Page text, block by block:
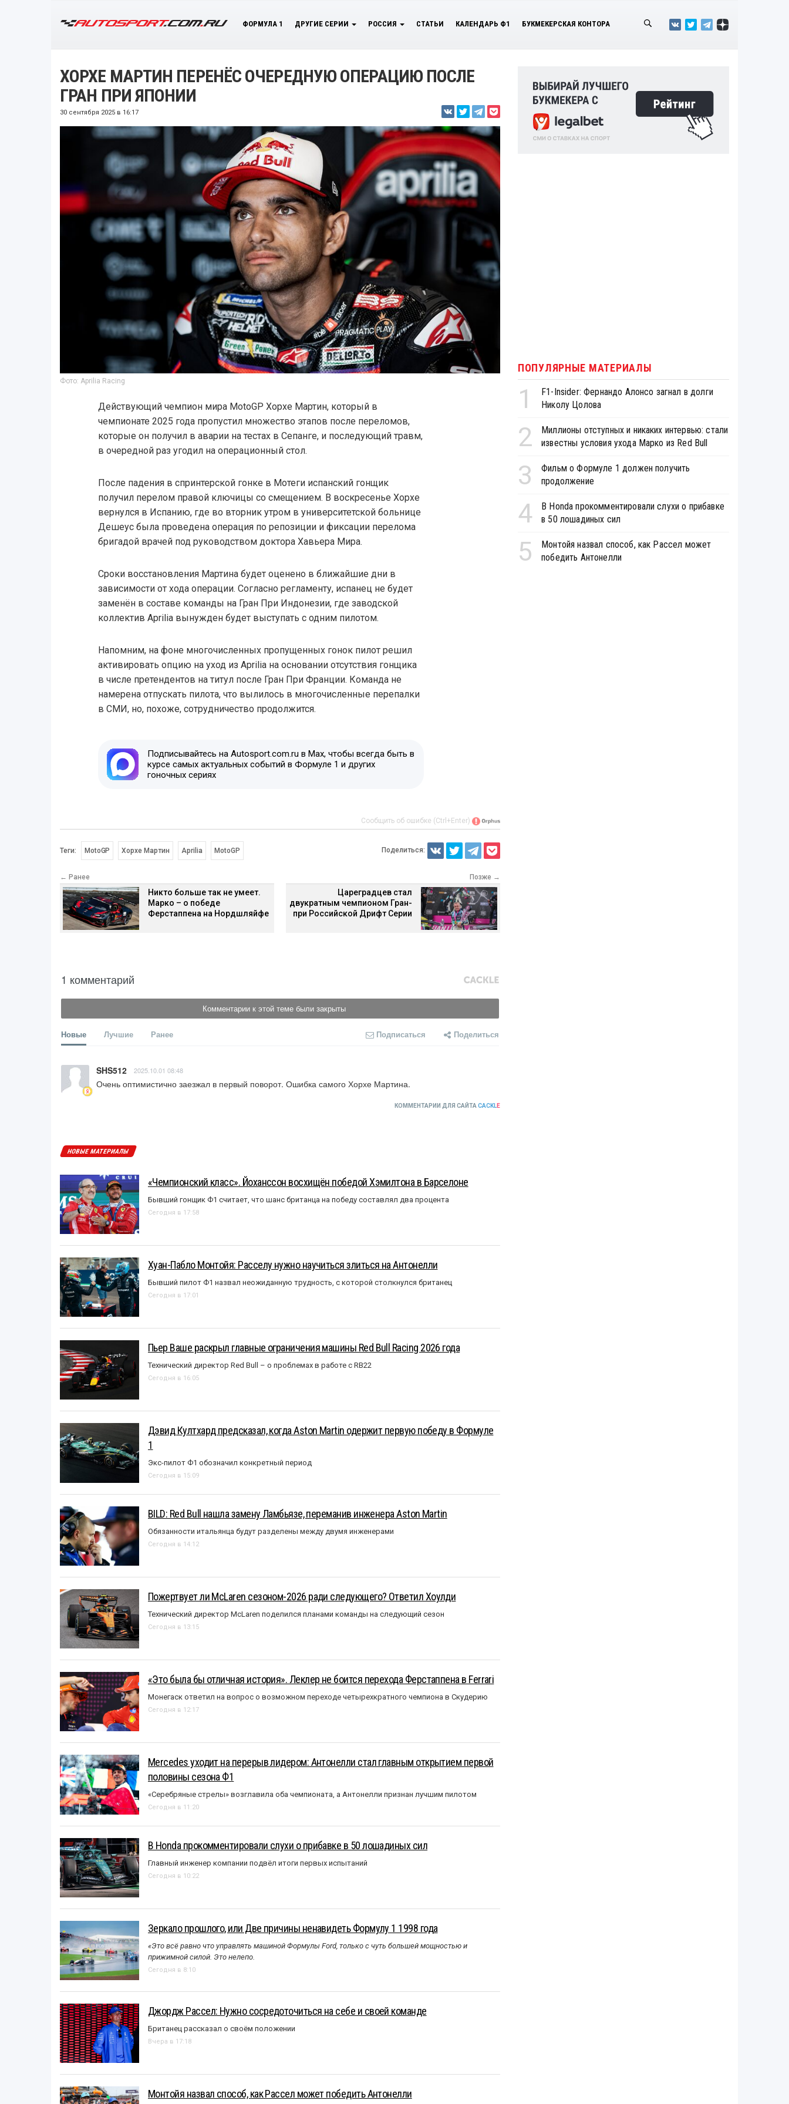
ФОРМУЛА 1 ДРУГИЕ СЕРИИ РОССИЯ СТАТЬИ КАЛЕНДАРЬ Ф1 БУКМЕКЕРСКАЯ КОНТОРА
ХОРХЕ МАРТИН ПЕРЕНЁС ОЧЕРЕДНУЮ ОПЕРАЦИЮ ПОСЛЕ
ГРАН ПРИ ЯПОНИИ
30 сентября 2025 в 16:17
Фото: Aprilia Racing
Действующий чемпион мира MotoGP Хорхе Мартин, который в
чемпионате 2025 года пропустил множество этапов после переломов,
которые он получил в аварии на тестах в Сепанге, и последующий травм,
в очередной раз угодил на операционный стол.
После падения в спринтерской гонке в Мотеги испанский гонщик
получил перелом правой ключицы со смещением. В воскресенье Хорхе
вернулся в Испанию, где во вторник утром в университетской больнице
Дешеус была проведена операция по репозиции и фиксации перелома
бригадой врачей под руководством доктора Хавьера Мира.
Сроки восстановления Мартина будет оценено в ближайшие дни в
зависимости от хода операции. Согласно регламенту, испанец не будет
заменён в составе команды на Гран При Индонезии, где заводской
коллектив Aprilia вынужден будет выступать с одним пилотом.
Напомним, на фоне многочисленных пропущенных гонок пилот решил
активировать опцию на уход из Aprilia на основании отсутствия гонщика
в числе претендентов на титул после Гран При Франции. Команда не
намерена отпускать пилота, что вылилось в многочисленные перепалки
в СМИ, но, похоже, сотрудничество продолжится.
Подписывайтесь на Autosport.com.ru в Max, чтобы всегда быть в
курсе самых актуальных событий в Формуле 1 и других
гоночных сериях
Сообщить об ошибке (Ctrl+Enter)
Теги: MotoGP Хорхе Мартин Aprilia MotoGP Поделиться:
← Ранее
Никто больше так не умеет.
Марко – о победе
Ферстаппена на Нордшляйфе
Позже →
Цареградцев стал
двукратным чемпионом Гран-
при Российской Дрифт Серии
1 комментарий
Комментарии к этой теме были закрыты
Новые Лучшие Ранее Подписаться Поделиться
SHS512 2025.10.01 08:48
Очень оптимистично заезжал в первый поворот. Ошибка самого Хорхе Мартина.
КОММЕНТАРИИ ДЛЯ САЙТА CACKLE
НОВЫЕ МАТЕРИАЛЫ
«Чемпионский класс». Йоханссон восхищён победой Хэмилтона в Барселоне
Бывший гонщик Ф1 считает, что шанс британца на победу составлял два процента
Сегодня в 17:58
Хуан-Пабло Монтойя: Расселу нужно научиться злиться на Антонелли
Бывший пилот Ф1 назвал неожиданную трудность, с которой столкнулся британец
Сегодня в 17:01
Пьер Ваше раскрыл главные ограничения машины Red Bull Racing 2026 года
Технический директор Red Bull – о проблемах в работе с RB22
Сегодня в 16:05
Дэвид Култхард предсказал, когда Aston Martin одержит первую победу в Формуле
1
Экс-пилот Ф1 обозначил конкретный период
Сегодня в 15:09
BILD: Red Bull нашла замену Ламбьязе, переманив инженера Aston Martin
Обязанности итальянца будут разделены между двумя инженерами
Сегодня в 14:12
Пожертвует ли McLaren сезоном-2026 ради следующего? Ответил Хоулди
Технический директор McLaren поделился планами команды на следующий сезон
Сегодня в 13:15
«Это была бы отличная история». Леклер не боится перехода Ферстаппена в Ferrari
Монегаск ответил на вопрос о возможном переходе четырехкратного чемпиона в Скудерию
Сегодня в 12:17
Mercedes уходит на перерыв лидером: Антонелли стал главным открытием первой
половины сезона Ф1
«Серебряные стрелы» возглавила оба чемпионата, а Антонелли признан лучшим пилотом
Сегодня в 11:20
В Honda прокомментировали слухи о прибавке в 50 лошадиных сил
Главный инженер компании подвёл итоги первых испытаний
Сегодня в 10:22
Зеркало прошлого, или Две причины ненавидеть Формулу 1 1998 года
«Это всё равно что управлять машиной Формулы Ford, только с чуть большей мощностью и
прижимной силой. Это нелепо.
Сегодня в 8:10
Джордж Рассел: Нужно сосредоточиться на себе и своей команде
Британец рассказал о своём положении
Вчера в 17:18
Монтойя назвал способ, как Рассел может победить Антонелли
ПОПУЛЯРНЫЕ МАТЕРИАЛЫ
1
F1-Insider: Фернандо Алонсо загнал в долги
Николу Цолова
2
Миллионы отступных и никаких интервью: стали
известны условия ухода Марко из Red Bull
3
Фильм о Формуле 1 должен получить
продолжение
4
В Honda прокомментировали слухи о прибавке
в 50 лошадиных сил
5
Монтойя назвал способ, как Рассел может
победить Антонелли